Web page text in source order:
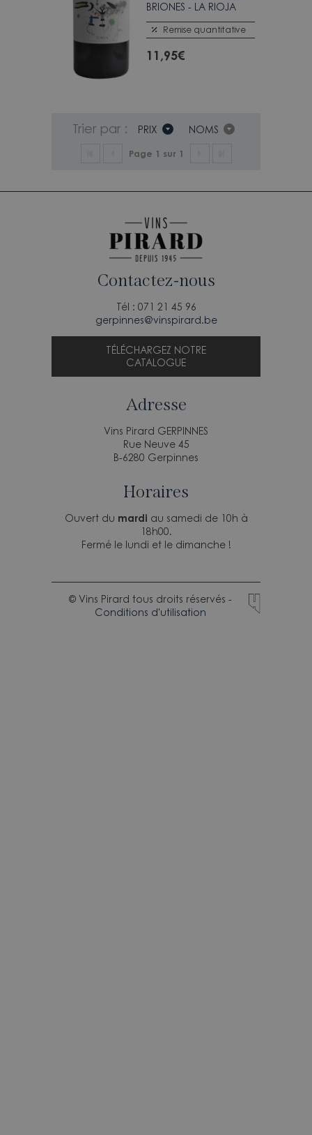
BRIONES - LA RIOJA
Remise quantitative
11,95€
Trier par : PRIX NOMS
Page 1 sur 1
Contactez-nous
Tél : 071 21 45 96
gerpinnes@vinspirard.be
TÉLÉCHARGEZ NOTRE
CATALOGUE
Adresse
Vins Pirard GERPINNES
Rue Neuve 45
B-6280 Gerpinnes
Horaires
Ouvert du mardi au samedi de 10h à
18h00.
Fermé le lundi et le dimanche !
© Vins Pirard tous droits réservés -
Conditions d'utilisation